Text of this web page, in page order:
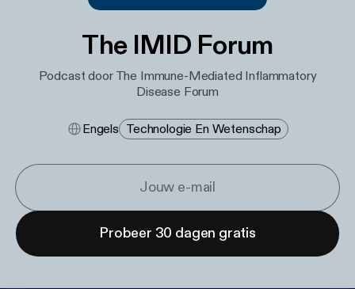
The IMID Forum
Podcast door The Immune-Mediated Inflammatory
Disease Forum
Engels Technologie En Wetenschap
Probeer 30 dagen gratis